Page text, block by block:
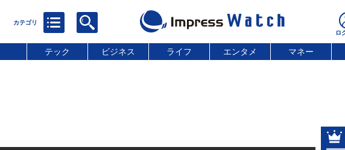
テック ビジネス ライフ エンタメ マネー